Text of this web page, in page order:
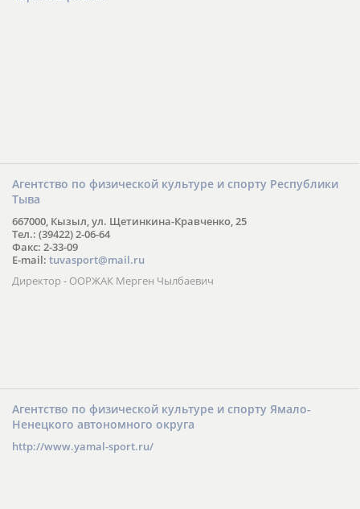
Агентство по физической культуре и спорту Республики
Тыва
667000, Кызыл, ул. Щетинкина-Кравченко, 25
Тел.: (39422) 2-06-64
Факс: 2-33-09
E-mail: tuvasport@mail.ru
Директор - ООРЖАК Мерген Чылбаевич
Агентство по физической культуре и спорту Ямало-
Ненецкого автономного округа
http://www.yamal-sport.ru/